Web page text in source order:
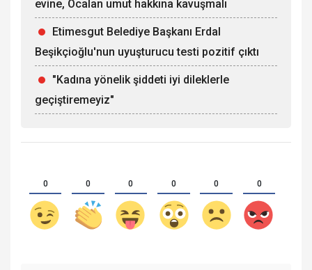
evine, Öcalan umut hakkına kavuşmalı
Etimesgut Belediye Başkanı Erdal
Beşikçioğlu'nun uyuşturucu testi pozitif çıktı
"Kadına yönelik şiddeti iyi dileklerle
geçiştiremeyiz"
0 0 0 0 0 0